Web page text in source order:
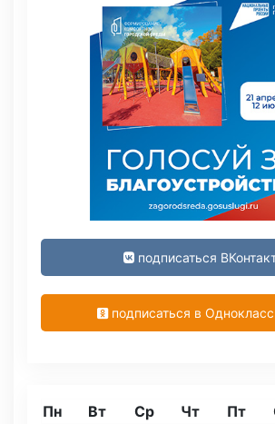
подписаться
подписаться в
Пн Вт Ср Чт Пт